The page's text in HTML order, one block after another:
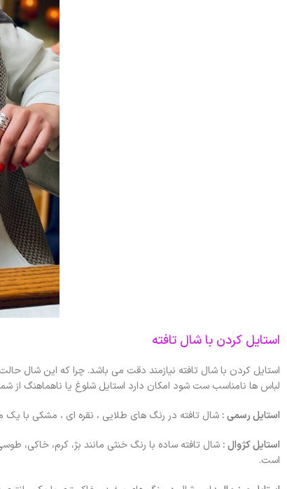
استایل کردن با شال تافته
استایل کردن با شال تافته نیازمند دقت می باشد. چرا که این شال
لباس ها نامناسب ست شود امکان دارد استایل شلوغ یا ناهماهنگ از
استایل رسمی : شال تافته در رنگ های طلایی ، نقره ای ، مشکی با یک
استایل کژوال : شال تافته ساده با رنگ خنثی مانند بژ، کرم، خاکی،
است.